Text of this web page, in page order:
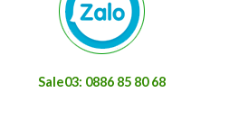
Sale03: 0886 85 80 68